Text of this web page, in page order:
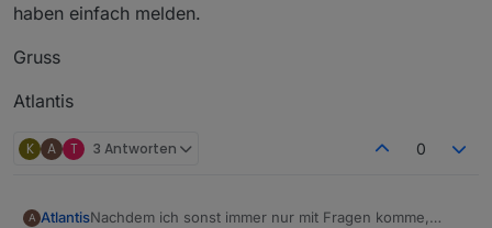
haben einfach melden.
Gruss
Atlantis
K A T 3 Antworten 0
A AtlantisNachdem ich sonst immer nur mit Fragen komme,